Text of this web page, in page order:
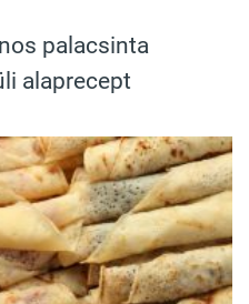
palacsinta
alaprecept